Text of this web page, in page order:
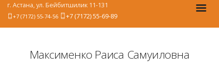
г. Астана, ул. Бейбитшилик 11-131
+7 (7172) 55-74-56 +7 (7172) 55-69-89
Максименко Раиса Самуиловна